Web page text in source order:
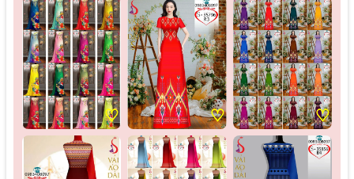
♡ ♡ ♡